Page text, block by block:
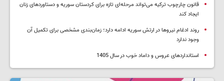
قانون چارچوب ترکیه می‌تواند مرحله‌ای تازه برای کردستان سوریه و دستاوردهای زنان
ایجاد کند
روند ادغام نیروها در ارتش سوریه ادامه دارد؛ زمان‌بندی مشخصی برای تکمیل آن
وجود ندارد
استانداردهای عروس و داماد خوب در سال 1405